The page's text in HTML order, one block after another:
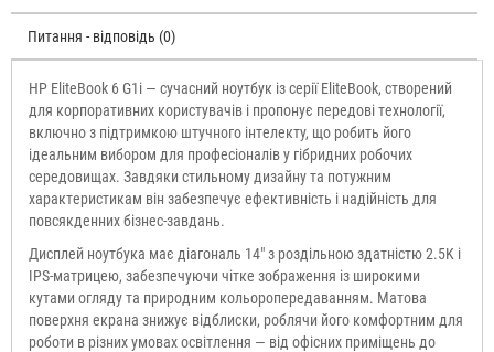
Питання - відповідь (0)
HP EliteBook 6 G1i — сучасний ноутбук із серії EliteBook, створений
для корпоративних користувачів і пропонує передові технології,
включно з підтримкою штучного інтелекту, що робить його
ідеальним вибором для професіоналів у гібридних робочих
середовищах. Завдяки стильному дизайну та потужним
характеристикам він забезпечує ефективність і надійність для
повсякденних бізнес-завдань.
Дисплей ноутбука має діагональ 14" з роздільною здатністю 2.5K і
IPS-матрицею, забезпечуючи чітке зображення із широкими
кутами огляду та природним кольоропередаванням. Матова
поверхня екрана знижує відблиски, роблячи його комфортним для
роботи в різних умовах освітлення — від офісних приміщень до